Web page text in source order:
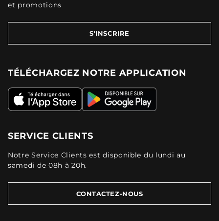
et promotions
S'INSCRIRE
TÉLÉCHARGEZ NOTRE APPLICATION
SERVICE CLIENTS
Notre Service Clients est disponible du lundi au
samedi de 08h à 20h.
CONTACTEZ-NOUS